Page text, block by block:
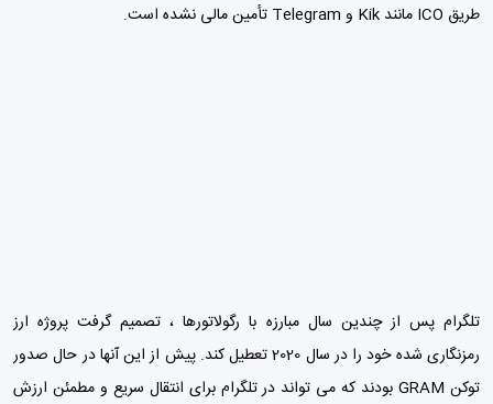
طریق ICO مانند Kik و Telegram تأمین مالی نشده است.
تلگرام پس از چندین سال مبارزه با رگولاتورها ، تصمیم گرفت پروژه ارز
رمزنگاری شده خود را در سال 2020 تعطیل کند. پیش از این آنها در حال صدور
توکن GRAM بودند که می تواند در تلگرام برای انتقال سریع و مطمئن ارزش